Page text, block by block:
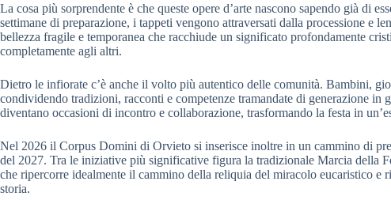
La cosa più sorprendente è che queste opere d’arte nascono sapendo già di
settimane di preparazione, i tappeti vengono attraversati dalla processione e
bellezza fragile e temporanea che racchiude un significato profondamente
completamente agli altri.
Dietro le infiorate c’è anche il volto più autentico delle comunità. Bambini,
condividendo tradizioni, racconti e competenze tramandate di generazione in
diventano occasioni di incontro e collaborazione, trasformando la festa in
Nel 2026 il Corpus Domini di Orvieto si inserisce inoltre in un cammino di
del 2027. Tra le iniziative più significative figura la tradizionale Marcia della
che ripercorre idealmente il cammino della reliquia del miracolo eucaristico e
storia.